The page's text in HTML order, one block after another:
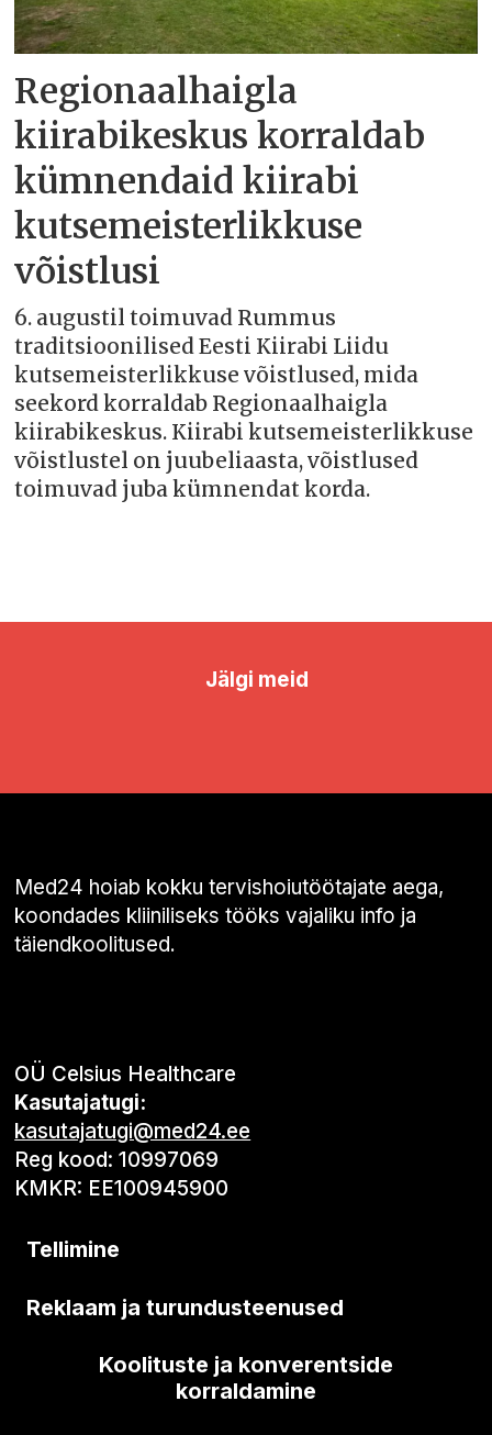
Regionaalhaigla
kiirabikeskus korraldab
kümnendaid kiirabi
kutsemeisterlikkuse
võistlusi
6. augustil toimuvad Rummus
traditsioonilised Eesti Kiirabi Liidu
kutsemeisterlikkuse võistlused, mida
seekord korraldab Regionaalhaigla
kiirabikeskus. Kiirabi kutsemeisterlikkuse
võistlustel on juubeliaasta, võistlused
toimuvad juba kümnendat korda.
Jälgi meid
Med24 hoiab kokku tervishoiutöötajate aega,
koondades kliiniliseks tööks vajaliku info ja
täiendkoolitused.
OÜ Celsius Healthcare
Kasutajatugi:
kasutajatugi@med24.ee
Reg kood: 10997069
KMKR: EE100945900
Tellimine
Reklaam ja turundusteenused
Koolituste ja konverentside
korraldamine